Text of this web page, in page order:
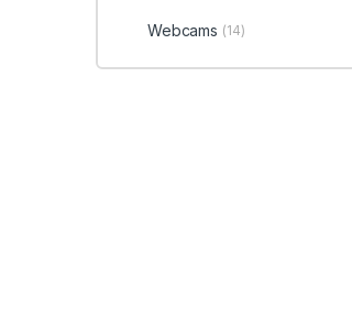
Webcams (14)